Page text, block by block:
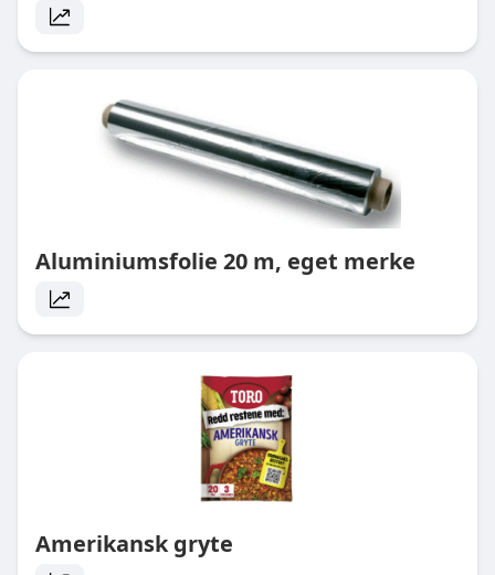
Aluminiumsfolie 20 m, eget merke
Amerikansk gryte